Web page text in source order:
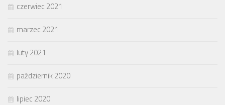
czerwiec 2021
marzec 2021
luty 2021
październik 2020
lipiec 2020